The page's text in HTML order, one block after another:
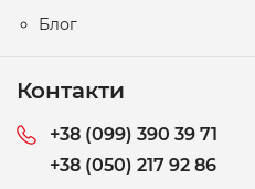
Блог
Контакти
+38 (099) 390 39 71
+38 (050) 217 92 86